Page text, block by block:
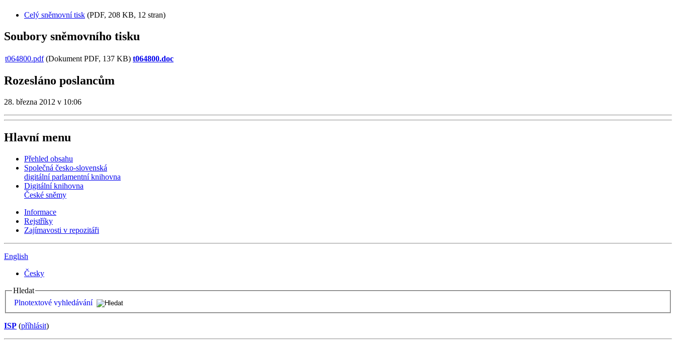
Celý sněmovní tisk (PDF, 208 KB, 12 stran)
Soubory sněmovního tisku
t064800.pdf(Dokument PDF, 137 KB) t064800.doc
Rozesláno poslancům
28. března 2012 v 10:06
Hlavní menu
Přehled obsahu
Společná česko-slovenská
digitální parlamentní knihovna
Digitální knihovna
České sněmy
Informace
Rejstříky
Zajímavosti v repozitáři
English
Česky
Hledat
Plnotextové vyhledávání
ISP (příhlásit)